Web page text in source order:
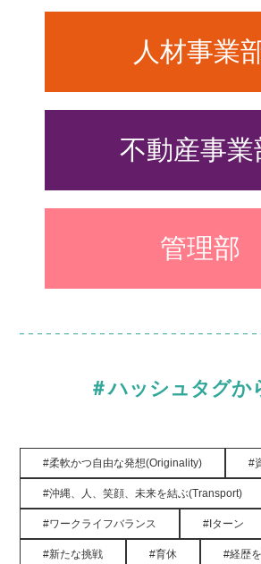
人材事業
不動産事業
管理部
＃ハッシュタグか
柔軟かつ自由な発想(Originality)
沖縄、人、笑顔、未来を結ぶ(Transport)
ワークライフバランス Iターン
新たな挑戦 育休 経歴